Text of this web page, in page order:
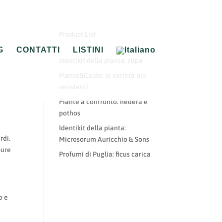
CONTATTI LISTINI
e
Piante a confronto: hedera e
pothos
Identikit della pianta:
Microsorum Auricchio & Sons
Profumi di Puglia: ficus carica